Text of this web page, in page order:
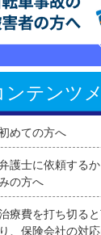
コンテン